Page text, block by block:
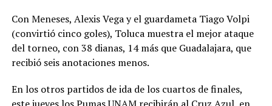
Con Meneses, Alexis Vega y el guardameta Tiago Volpi
(convirtió cinco goles), Toluca muestra el mejor ataque
del torneo, con 38 dianas, 14 más que Guadalajara, que
recibió seis anotaciones menos.
En los otros partidos de ida de los cuartos de finales,